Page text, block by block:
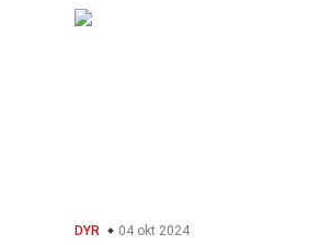
DYR 04 okt 2024